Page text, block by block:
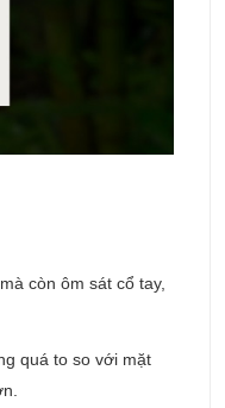
còn ôm sát cổ tay,
quá to so với mặt